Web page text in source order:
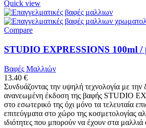
Quick view
Compare
STUDIO EXPRESSIONS 100ml /
Βαφές Μαλλιών
13.40 €
Συνδυάζοντας την υψηλή τεχνολογία με
ανανεωμένη έκδοση της βαφής STUDIO
στο εσωτερικό της όχι μόνο τα τελευταία
επιτεύγματα στο χώρο της κοσμετολογίας
ιδιότητες που μπορούν να έχουν στα μαλλιά